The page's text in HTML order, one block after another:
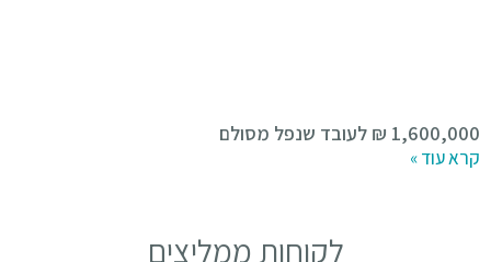
1,600,000 ₪ לעובד שנפל מסולם
קרא עוד »
לקוחות ממליצים